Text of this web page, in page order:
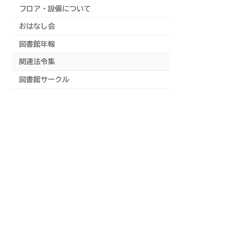
フロア・設備について
おはなし会
図書館年報
関連法令集
図書館サークル